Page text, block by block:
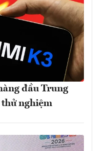
đầu Trung
nghiệm